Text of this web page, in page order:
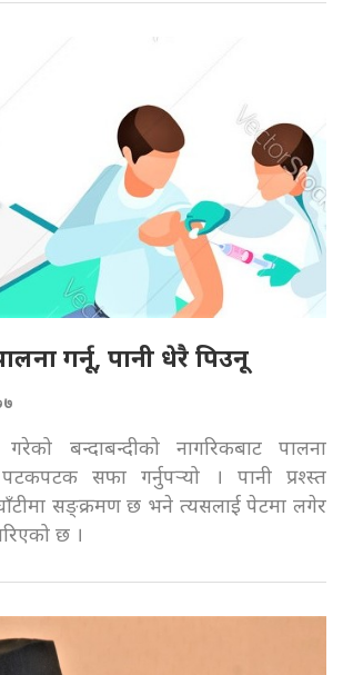
गर्नू, पानी धेरै पिउनू
बन्दाबन्दीको नागरिकबाट पालना
सफा गर्नुपर्‍यो । पानी प्रश्स्त
सङ्क्रमण छ भने त्यसलाई पेटमा लगेर
छ ।